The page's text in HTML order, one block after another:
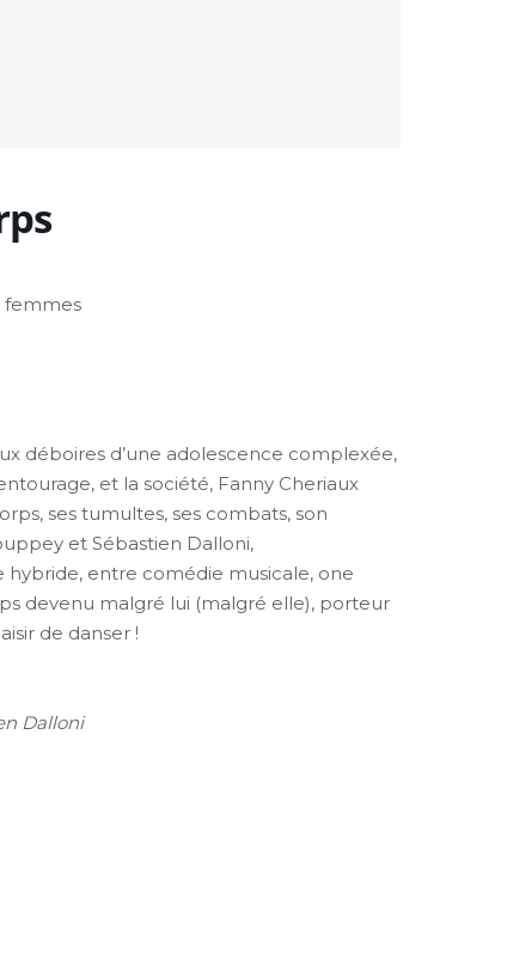
femmes
déboires d’une adolescence complexée,
et la société, Fanny Cheriaux
ses tumultes, ses combats, son
et Sébastien Dalloni,
hybride, entre comédie musicale, one
devenu malgré lui (malgré elle), porteur
de danser !
Dalloni